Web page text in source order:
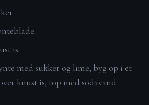
is
med sukker og lime, byg op i et
knust is, top med sodavand.